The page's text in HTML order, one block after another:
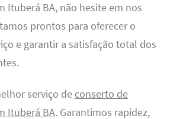
Ituberá BA, não hesite em nos
prontos para oferecer o
e garantir a satisfação total dos
serviço de conserto de
Ituberá BA. Garantimos rapidez,